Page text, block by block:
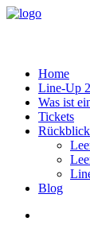
Home
Line-Up
Was ist
Tickets
Rückblick
Blog